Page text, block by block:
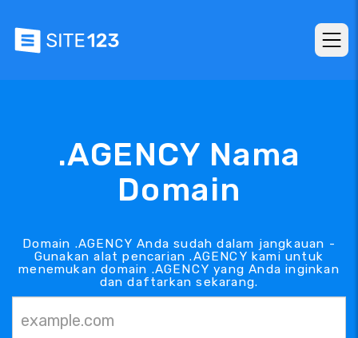
.AGENCY Nama
Domain
Domain .AGENCY Anda sudah dalam jangkauan -
Gunakan alat pencarian .AGENCY kami untuk
menemukan domain .AGENCY yang Anda inginkan
dan daftarkan sekarang.